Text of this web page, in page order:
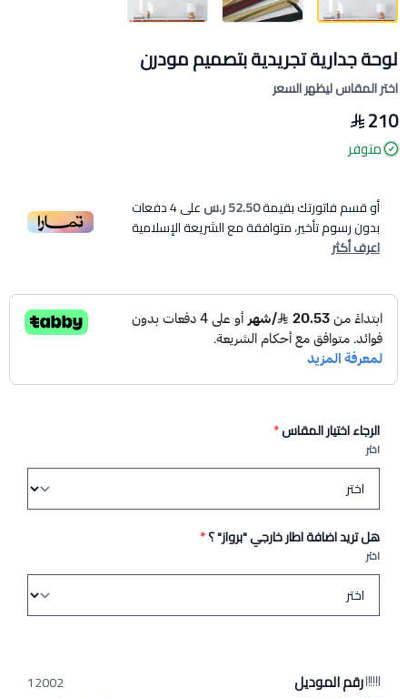
لوحة جدارية تجريدية بتصميم مودرن
اختر المقاس ليظهر السعر
210
متوفر
أو قسم فاتورتك بقيمة52.50 ر.س على4دفعات
بدون رسوم تأخير، متوافقة مع الشريعة الإسلامية
اعرف أكثر
الرجاء اختيار المقاس*
اختر
هل تريد اضافة اطار خارجي "برواز" ؟*
اختر
رقم الموديل 12002